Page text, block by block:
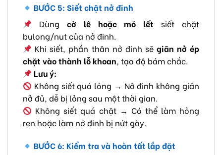
BƯỚC 5: Siết chặt nở đinh
Dùng cờ lê hoặc mỏ lết siết chặt
bulong/nut của nở đinh.
Khi siết, phần thân nở đinh sẽ giãn nở ép
chặt vào thành lỗ khoan, tạo độ bám chắc.
Lưu ý:
Không siết quá lỏng → Nở đinh không giãn
nở đủ, dễ bị lỏng sau một thời gian.
Không siết quá chặt → Có thể làm hỏng
ren hoặc làm nở đinh bị nứt gãy.
BƯỚC 6: Kiểm tra và hoàn tất lắp đặt